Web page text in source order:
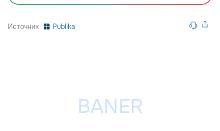
Источник Publika